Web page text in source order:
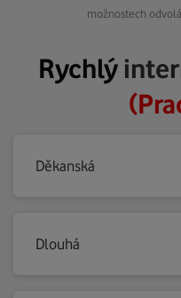
možnostech
Rychlý
Děkanská
Dlouhá